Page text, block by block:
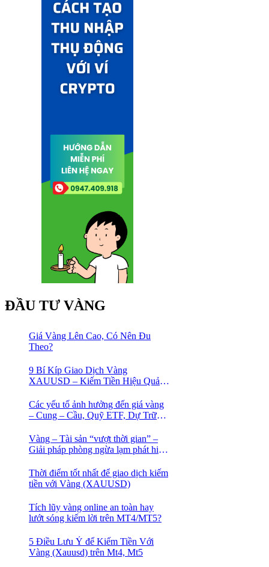
ĐẦU TƯ VÀNG
Giá Vàng Lên Cao, Có Nên Đu
Theo?
9 Bí Kíp Giao Dịch Vàng
XAUUSD – Kiếm Tiền Hiệu Quả
Các yếu tố ảnh hưởng đến giá vàng
– Cung – Cầu, Quỹ ETF, Dự Trữ
Vàng – Tài sản “vượt thời gian” –
Giải pháp phòng ngừa lạm phát hiệu
Thời điểm tốt nhất để giao dịch kiếm
tiền với Vàng (XAUUSD)
Tích lũy vàng online an toàn hay
lướt sóng kiếm lời trên MT4/MT5?
5 Điều Lưu Ý để Kiếm Tiền Với
Vàng (Xauusd) trên Mt4, Mt5